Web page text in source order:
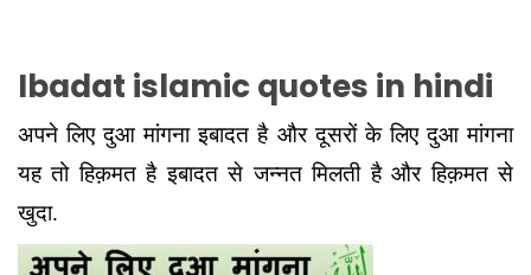
Ibadat islamic quotes in hindi
अपने लिए दुआ मांगना इबादत है और दूसरों के लिए दुआ मांगना
यह तो हिक़मत है इबादत से जन्नत मिलती है और हिक़मत से
खुदा.